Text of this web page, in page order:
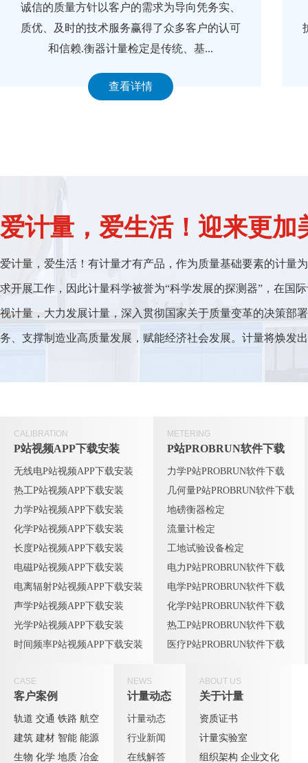
诚信的质量方针以客户的需求为导向凭务实、
质优、及时的技术服务赢得了众多客户的认可
和信赖.衡器计量检定是传统、基...
查看详情
爱计量，爱生活！迎来
爱计量，爱生活！有计量才有产品，作为质量基础要素的计量
求开展工作，因此计量科学被誉为“科学发展的探测器”，在
视计量，大力发展计量，深入贯彻国家关于质量变革的决策部
务、支撑制造业高质量发展，赋能经济社会发展。计量将焕
CALIBRATION
P站视频APP下载安装
无线电P站视频APP下载安装
热工P站视频APP下载安装
力学P站视频APP下载安装
化学P站视频APP下载安装
长度P站视频APP下载安装
电磁P站视频APP下载安装
电离辐射P站视频APP下载安装
声学P站视频APP下载安装
光学P站视频APP下载安装
时间频率P站视频APP下载安装
METERING
P站PROBRUN软件下载
力学P站PROBRUN软件下载
几何量P站PROBRUN软件下载
地磅衡器检定
流量计检定
工地试验设备检定
电力P站PROBRUN软件下载
电学P站PROBRUN软件下载
化学P站PROBRUN软件下载
热工P站PROBRUN软件下载
医疗P站PROBRUN软件下载
CASE
客户案例
轨道 交通 铁路 航空
建筑 建材 智能 能源
生物 化学 地质 冶金
NEWS
计量动态
计量动态
行业新闻
在线解答
ABOUT US
关于计量
资质证书
计量实验室
组织架构 企业文化